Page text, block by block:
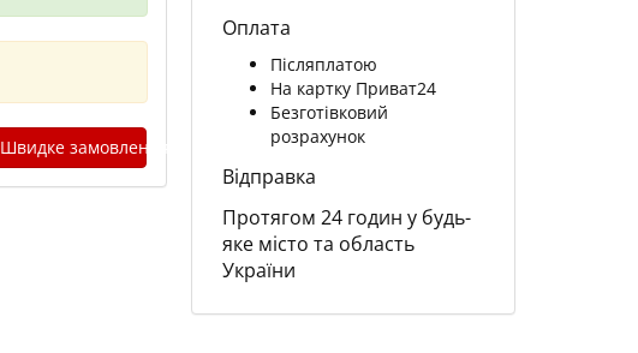
Швидке замовлення
Оплата
Післяплатою
На картку Приват24
Безготівковий
розрахунок
Відправка
Протягом 24 годин у будь-
яке місто та область
України